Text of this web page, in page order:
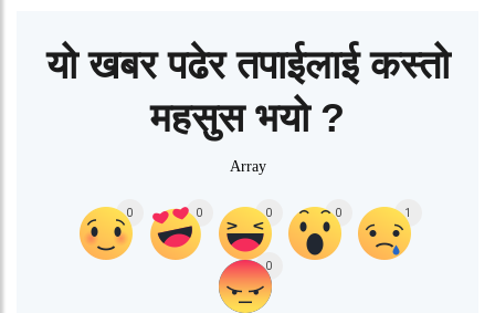
यो खबर पढेर तपाईलाई कस्तो
महसुस भयो ?
Array
0 0 0 0 1
0